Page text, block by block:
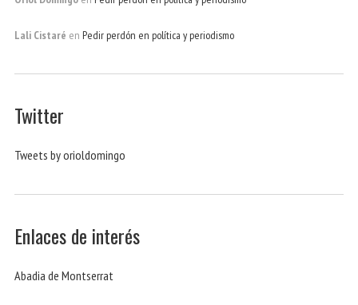
Lali Cistaré en Pedir perdón en política y periodismo
Twitter
Tweets by orioldomingo
Enlaces de interés
Abadia de Montserrat